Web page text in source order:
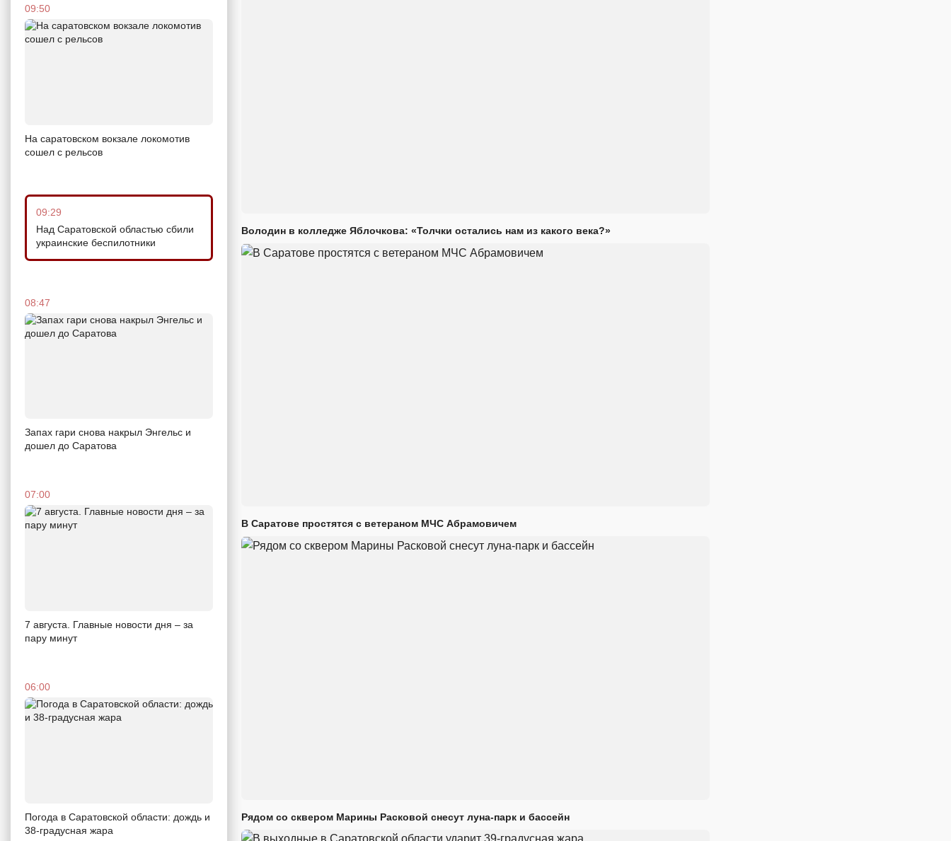
09:50
На саратовском вокзале локомотив
сошел с рельсов
09:29
Над Саратовской областью сбили
украинские беспилотники
08:47
Запах гари снова накрыл Энгельс и
дошел до Саратова
07:00
7 августа. Главные новости дня – за
пару минут
06:00
Погода в Саратовской области: дождь и
38-градусная жара
Володин в колледже Яблочкова: «Толчки остались нам из какого века?»
В Саратове простятся с ветераном МЧС Абрамовичем
Рядом со сквером Марины Расковой снесут луна-парк и бассейн